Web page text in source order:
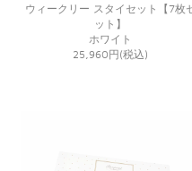
ウィークリー スタイセット【7枚
ット】
ホワイト
25,960円(税込)